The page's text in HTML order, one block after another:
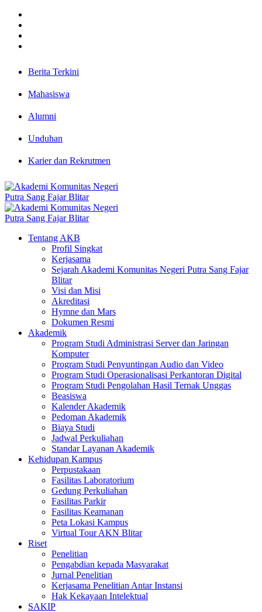
Berita Terkini
Mahasiswa
Alumni
Unduhan
Karier dan Rekrutmen
Tentang AKB
Profil Singkat
Kerjasama
Sejarah Akademi Komunitas Negeri Putra Sang Fajar
Blitar
Visi dan Misi
Akreditasi
Hymne dan Mars
Dokumen Resmi
Akademik
Program Studi Administrasi Server dan Jaringan
Komputer
Program Studi Penyuntingan Audio dan Video
Program Studi Operasionalisasi Perkantoran Digital
Program Studi Pengolahan Hasil Ternak Unggas
Beasiswa
Kalender Akademik
Pedoman Akademik
Biaya Studi
Jadwal Perkuliahan
Standar Layanan Akademik
Kehidupan Kampus
Perpustakaan
Fasilitas Laboratorium
Gedung Perkuliahan
Fasilitas Parkir
Fasilitas Keamanan
Peta Lokasi Kampus
Virtual Tour AKN Blitar
Riset
Penelitian
Pengabdian kepada Masyarakat
Jurnal Penelitian
Kerjasama Penelitian Antar Instansi
Hak Kekayaan Intelektual
SAKIP